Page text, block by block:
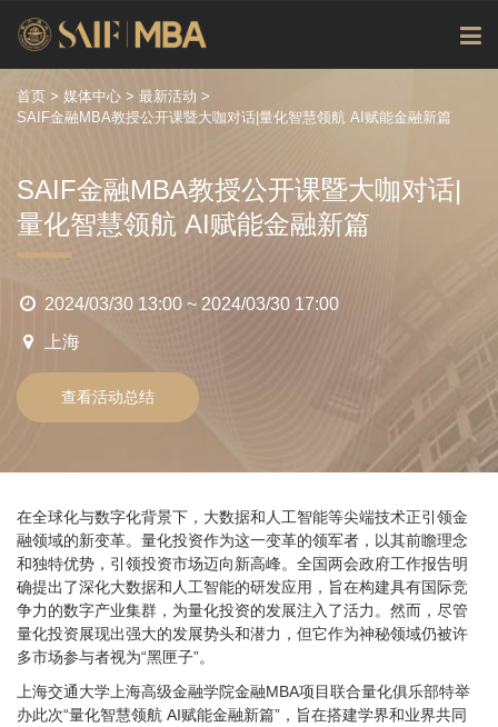
首页 > 媒体中心 > 最新活动 >
SAIF金融MBA教授公开课暨大咖对话|量化智慧领航 AI赋能金融新篇
SAIF金融MBA教授公开课暨大咖对话|
量化智慧领航 AI赋能金融新篇
2024/03/30 13:00 ~ 2024/03/30 17:00
上海
查看活动总结
在全球化与数字化背景下，大数据和人工智能等尖端技术正引领金
融领域的新变革。量化投资作为这一变革的领军者，以其前瞻理念
和独特优势，引领投资市场迈向新高峰。全国两会政府工作报告明
确提出了深化大数据和人工智能的研发应用，旨在构建具有国际竞
争力的数字产业集群，为量化投资的发展注入了活力。然而，尽管
量化投资展现出强大的发展势头和潜力，但它作为神秘领域仍被许
多市场参与者视为“黑匣子”。
上海交通大学上海高级金融学院金融MBA项目联合量化俱乐部特举
办此次“量化智慧领航 AI赋能金融新篇”，旨在搭建学界和业界共同